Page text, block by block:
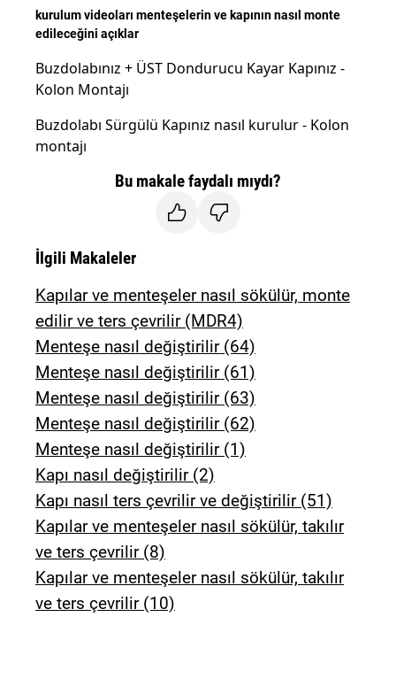
kurulum videoları menteşelerin ve kapının nasıl monte
edileceğini açıklar
Buzdolabınız + ÜST Dondurucu Kayar Kapınız -
Kolon Montajı
Buzdolabı Sürgülü Kapınız nasıl kurulur - Kolon
montajı
Bu makale faydalı mıydı?
İlgili Makaleler
Kapılar ve menteşeler nasıl sökülür, monte
edilir ve ters çevrilir (MDR4)
Menteşe nasıl değiştirilir (64)
Menteşe nasıl değiştirilir (61)
Menteşe nasıl değiştirilir (63)
Menteşe nasıl değiştirilir (62)
Menteşe nasıl değiştirilir (1)
Kapı nasıl değiştirilir (2)
Kapı nasıl ters çevrilir ve değiştirilir (51)
Kapılar ve menteşeler nasıl sökülür, takılır
ve ters çevrilir (8)
Kapılar ve menteşeler nasıl sökülür, takılır
ve ters çevrilir (10)